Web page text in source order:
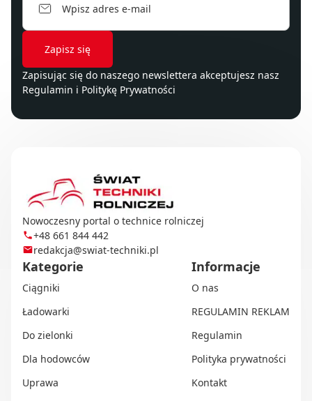
Zapisując się do naszego newslettera akceptujesz nasz
Regulamin i Politykę Prywatności
Nowoczesny portal o technice rolniczej
+48 661 844 442
redakcja@swiat-techniki.pl
Kategorie
Ciągniki
Ładowarki
Do zielonki
Dla hodowców
Uprawa
Informacje
O nas
REGULAMIN REKLAM
Regulamin
Polityka prywatności
Kontakt